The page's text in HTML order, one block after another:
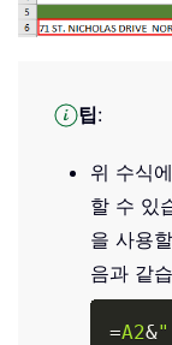
팁:
위 수식
할 수 있
을 사용
음과 같
=A2&